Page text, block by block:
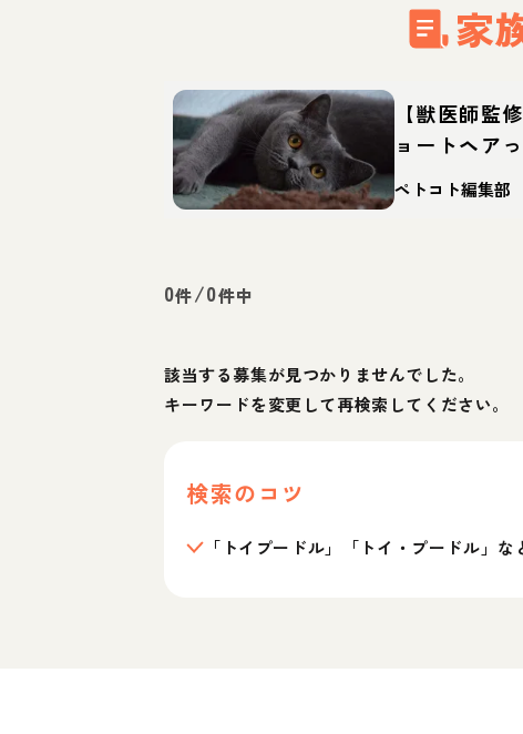
家
【獣医師監
ョートヘア
体重・寿命
ペトコト編集部
0件/0件中
該当する募集が見つかりませんでした。
キーワードを変更して再検索してください。
検索のコツ
「トイプードル」「トイ・プードル」